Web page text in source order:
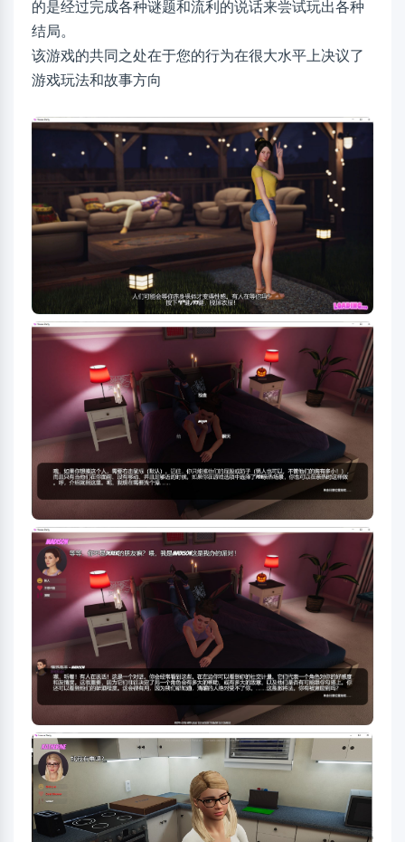
的是经过完成各种谜题和流利的说话来尝试玩出各种
结局。
该游戏的共同之处在于您的行为在很大水平上决议了
游戏玩法和故事方向